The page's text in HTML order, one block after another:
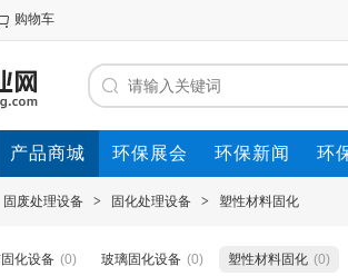
购物车
产品商城 环保展会 环保新闻 环
固废处理设备 > 固化处理设备 > 塑性材料固化
化设备 (0) 玻璃固化设备 (0) 塑性材料固化 (0)